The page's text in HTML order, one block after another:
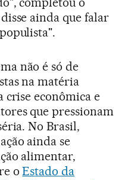
ainda que falar
não é só de
na matéria
crise econômica e
que pressionam
No Brasil,
ainda se
alimentar,
oEstado da